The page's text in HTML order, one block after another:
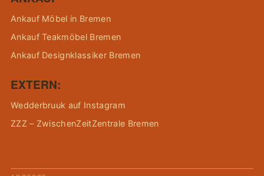
Ankauf Möbel in Bremen
Ankauf Teakmöbel Bremen
Ankauf Designklassiker Bremen
EXTERN:
Wedderbruuk auf Instagram
ZZZ – ZwischenZeitZentrale Bremen